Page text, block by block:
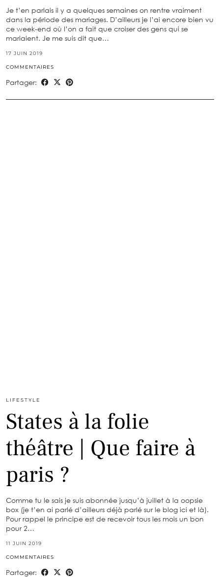
Je t’en parlais il y a quelques semaines on rentre vraiment
dans la période des mariages. D’ailleurs je l’ai encore bien vu
ce week-end où l’on a fait que croiser des gens qui se
mariaient. Je me suis dit que…
17 JUIN 2019
COMMENTAIRES
Partager:
LIFESTYLE
States à la folie
théâtre | Que faire à
paris ?
Comme tu le sais je suis abonnée jusqu’à juillet à la oopsie
box (je t’en ai parlé d’ailleurs déjà parlé sur le blog ici et là).
Pour rappel le principe est de recevoir tous les mois un bon
pour 2…
11 JUIN 2019
COMMENTAIRES
Partager: